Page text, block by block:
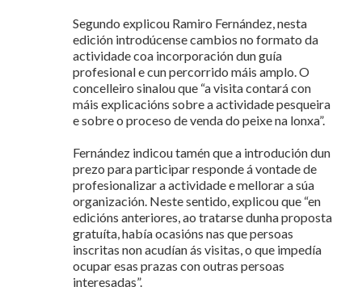
Segundo explicou Ramiro Fernández, nesta
edición introdúcense cambios no formato da
actividade coa incorporación dun guía
profesional e cun percorrido máis amplo. O
concelleiro sinalou que “a visita contará con
máis explicacións sobre a actividade pesqueira
e sobre o proceso de venda do peixe na lonxa”.
Fernández indicou tamén que a introdución dun
prezo para participar responde á vontade de
profesionalizar a actividade e mellorar a súa
organización. Neste sentido, explicou que “en
edicións anteriores, ao tratarse dunha proposta
gratuíta, había ocasións nas que persoas
inscritas non acudían ás visitas, o que impedía
ocupar esas prazas con outras persoas
interesadas”.